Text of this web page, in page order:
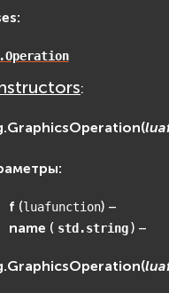
:
:
GraphicsOperation(
:
f (luafunction) –
name ( std.string ) –
GraphicsOperation(